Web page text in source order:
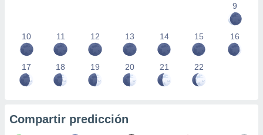
9
10 11 12 13 14 15 16
17 18 19 20 21 22
Compartir predicción